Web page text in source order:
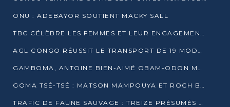
ONU : ADEBAYOR SOUTIENT MACKY SALL
TBC CÉLÈBRE LES FEMMES ET LEUR ENGAGEMENT À L’OCCASION DU 8 MARS
AGL CONGO RÉUSSIT LE TRANSPORT DE 19 MODULES HORS GABARIT ENTRE POINTE-NOIRE ET BRAZZAVILLE
GAMBOMA, ANTOINE BIEN-AIMÉ OBAM-ODON MOBILISE LES 32 148 ÉLECTEURS EN FAVEUR DE DENIS SASSOU NGUESSO
GOMA TSÉ-TSÉ : MATSON MAMPOUYA ET ROCH BREDIN BISSALA NKOUNKOU EN CAMPAGNE DE PROXIMITÉ
TRAFIC DE FAUNE SAUVAGE : TREIZE PRÉSUMÉS TRAFIQUANTS INTERPELLÉS AU CONGO EN 2025